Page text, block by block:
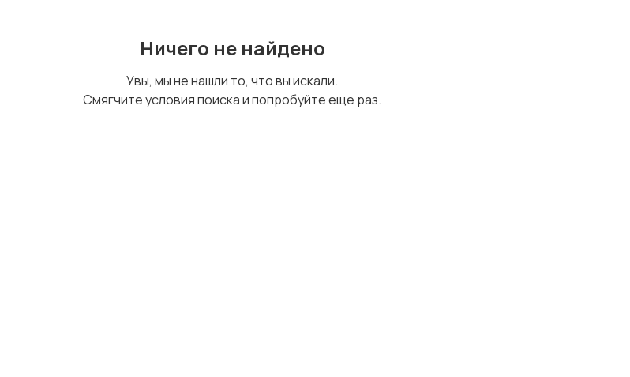
Ничего не найдено
Увы, мы не нашли то, что вы искали.
Смягчите условия поиска и попробуйте еще раз.